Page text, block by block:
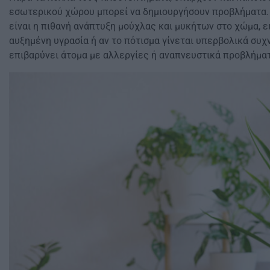
εσωτερικού χώρου μπορεί να δημιουργήσουν
είναι η πιθανή ανάπτυξη μούχλας και μυκήτων στο χώμα,
αυξημένη υγρασία ή αν το πότισμα γίνεται υπερβολικά
επιβαρύνει άτομα με αλλεργίες ή αναπνευστικά